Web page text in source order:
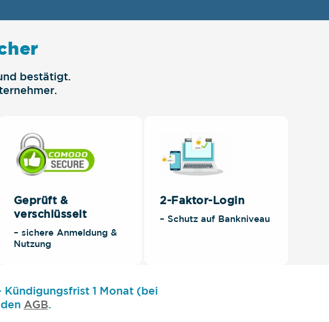
bestätigt.
Geprüft &
verschlüsselt
– sichere Anmeldung &
Nutzung
2-Faktor-Login
– Schutz auf Bankniveau
Kündigungsfrist 1 Monat (bei
AGB.